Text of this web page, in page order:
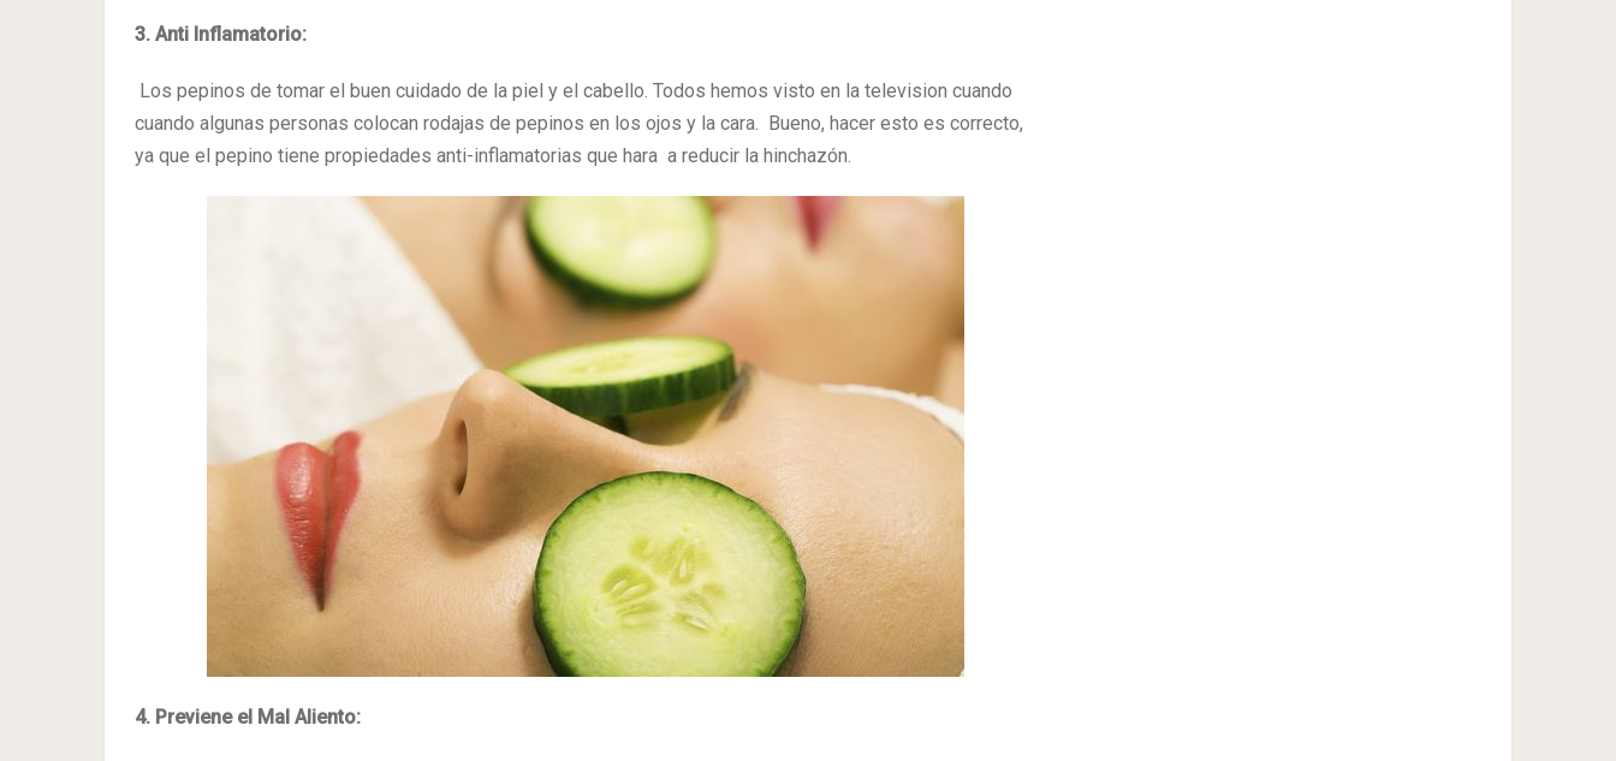
3. Anti Inflamatorio:
Los pepinos de tomar el buen cuidado de la piel y el cabello. Todos hemos visto en la television cuando
cuando algunas personas colocan rodajas de pepinos en los ojos y la cara. Bueno, hacer esto es correcto,
ya que el pepino tiene propiedades anti-inflamatorias que hara a reducir la hinchazón.
4. Previene el Mal Aliento: